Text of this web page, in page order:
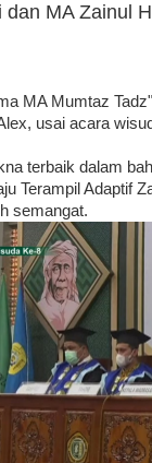
dan MA Zainul
MA Mumtaz
usai acara
terbaik dalam
Terampil Adaptif
semangat.